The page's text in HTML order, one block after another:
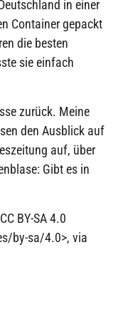
in einer
Container gepackt
die besten
sie einfach
zurück. Meine
den Ausblick auf
auf, über
Gibt es in
BY-SA 4.0
by-sa/4.0>, via